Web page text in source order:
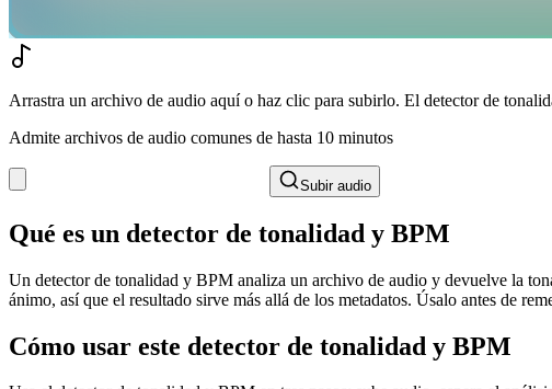
Arrastra un archivo de audio aquí o haz clic para subirlo. El detector de
Admite archivos de audio comunes de hasta 10 minutos
Subir audio
Qué es un detector de tonalidad y BPM
Un detector de tonalidad y BPM analiza un archivo de audio y devuelve la
ánimo, así que el resultado sirve más allá de los metadatos. Úsalo antes de
Cómo usar este detector de tonalidad y BPM